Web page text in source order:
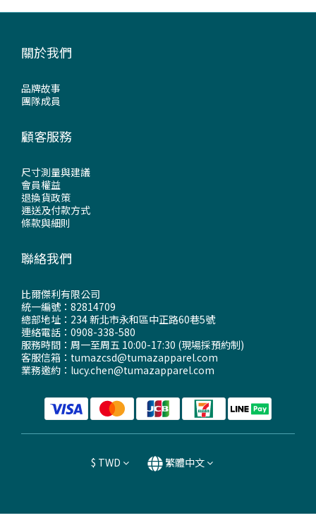
關於我們
品牌故事
團隊成員
顧客服務
尺寸測量與建議
會員權益
退換貨政策
運送及付款方式
條款與細則
聯絡我們
比爾傑利有限公司
統一編號：82814709
總部地址：234 新北市永和區中正路60巷5號
連絡電話：0908-338-580
服務時間：周一至周五 10:00-17:30 (現場採預約制)
客服信箱：tumazcsd@tumazapparel.com
業務邀約：lucy.chen@tumazapparel.com
$ TWD 繁體中文